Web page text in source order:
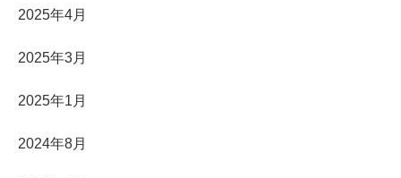
2025年4月
2025年3月
2025年1月
2024年8月